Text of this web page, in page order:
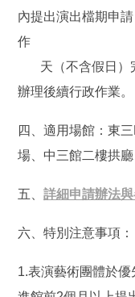
內提出演出檔期申
作
天（不含假日）
辦理後續行政作業。
四、適用場館：東
場、中三館二樓拱廳
五、詳細申請辦法
六、特別注意事項：
1.表演藝術團體於